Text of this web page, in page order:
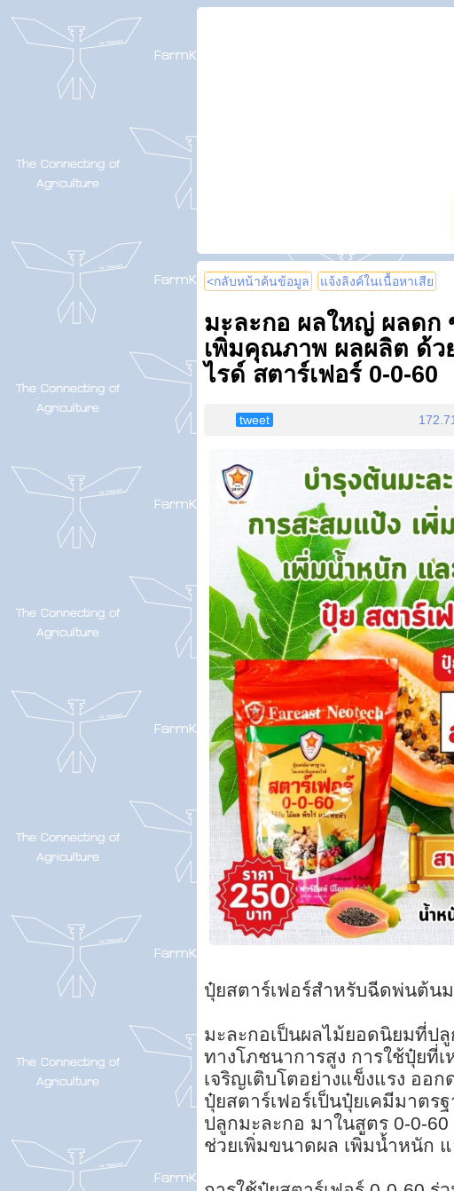
<กลับหน้าค้นข้อมูล แจ้งลิงค์ในเนื้อหาเสีย
มะละกอ ผลใหญ่ ผลดก
เพิ่มคุณภาพ ผลผลิต ด้ว
ไรด์ สตาร์เฟอร์ 0-0-60
tweet
ปุ๋ยสตาร์เฟอร์สำหรับฉีดพ่นต้น
มะละกอเป็นผลไม้ยอดนิยมที่ป
ทางโภชนาการสูง การใช้ปุ๋ยที่
เจริญเติบโตอย่างแข็งแรง อ
ปุ๋ยสตาร์เฟอร์เป็นปุ๋ยเคมีมาต
ปลูกมะละกอ มาในสูตร 0-0-
ช่วยเพิ่มขนาดผล เพิ่มน้ำหนัก